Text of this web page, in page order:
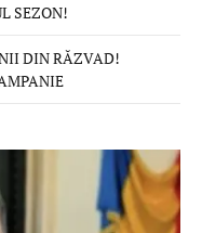
SEZON!
DIN RĂZVAD!